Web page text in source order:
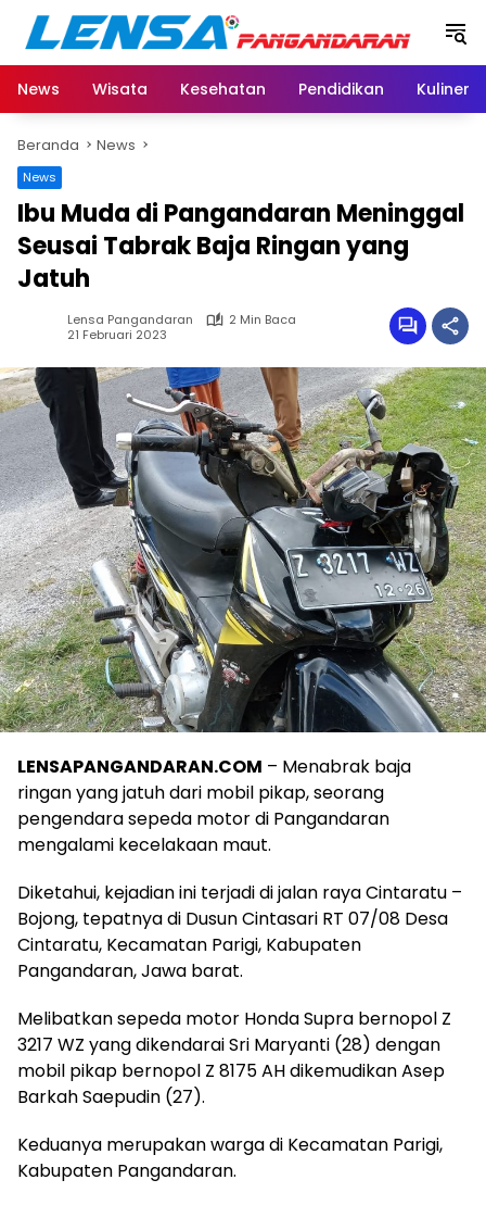
Langsung
konten
News
Wisata Kesehatan Pendidikan Kuliner
Beranda News
News
Ibu Muda di Pangandaran Meninggal
Seusai Tabrak Baja Ringan yang
Jatuh
Lensa Pangandaran
2 Min Baca
21 Februari 2023
LENSAPANGANDARAN.COM – Menabrak baja
ringan yang jatuh dari mobil pikap, seorang
pengendara sepeda motor di Pangandaran
mengalami kecelakaan maut.
Diketahui, kejadian ini terjadi di jalan raya Cintaratu –
Bojong, tepatnya di Dusun Cintasari RT 07/08 Desa
Cintaratu, Kecamatan Parigi, Kabupaten
Pangandaran, Jawa barat.
Melibatkan sepeda motor Honda Supra bernopol Z
3217 WZ yang dikendarai Sri Maryanti (28) dengan
mobil pikap bernopol Z 8175 AH dikemudikan Asep
Barkah Saepudin (27).
Keduanya merupakan warga di Kecamatan Parigi,
Kabupaten Pangandaran.